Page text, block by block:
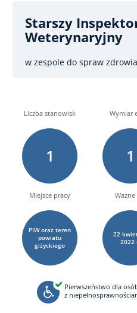
Starszy
Weterynaryjny
w zespole do spraw
Liczba stanowisk
1
Wymiar
1
Miejsce pracy
PIW oraz teren
powiatu
giżyckiego
22
2022
Pierwszeństwo dla
z